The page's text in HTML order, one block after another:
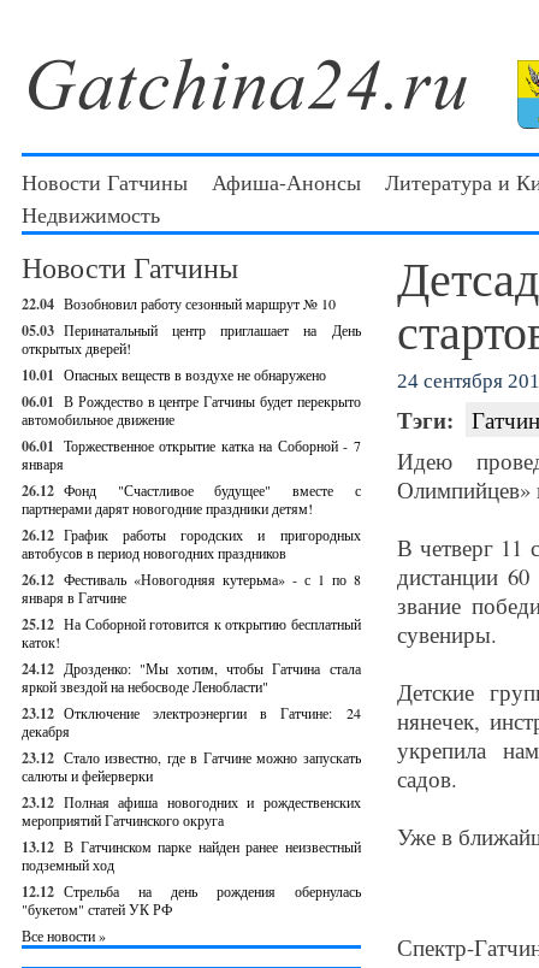
Новости Гатчины Афиша-Анонсы
Литература и
Недвижимость
Новости Гатчины
22.04 Возобновил работу сезонный маршрут № 10
05.03 Перинатальный центр приглашает на День
открытых дверей!
10.01 Опасных веществ в воздухе не обнаружено
06.01 В Рождество в центре Гатчины будет перекрыто
автомобильное движение
06.01 Торжественное открытие катка на Соборной - 7
января
26.12 Фонд "Счастливое будущее" вместе с
партнерами дарят новогодние праздники детям!
26.12 График работы городских и пригородных
автобусов в период новогодних праздников
26.12 Фестиваль «Новогодняя кутерьма» - с 1 по 8
января в Гатчине
25.12 На Соборной готовится к открытию бесплатный
каток!
24.12 Дрозденко: "Мы хотим, чтобы Гатчина стала
яркой звездой на небосводе Ленобласти"
23.12 Отключение электроэнергии в Гатчине: 24
декабря
23.12 Стало известно, где в Гатчине можно запускать
салюты и фейерверки
23.12 Полная афиша новогодних и рождественских
мероприятий Гатчинского округа
13.12 В Гатчинском парке найден ранее неизвестный
подземный ход
12.12 Стрельба на день рождения обернулась
"букетом" статей УК РФ
Все новости »
24 сентября
Тэги:
Идею
Олимпийцев»
В четверг 11
дистанции
звание
сувениры.
Детские
нянечек,
укрепила
садов.
Уже в
Спектр-